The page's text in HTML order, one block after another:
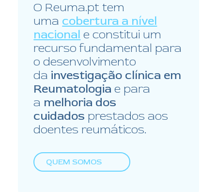
O Reuma.pt tem
uma cobertura a nível
nacional e constitui um
recurso fundamental para
o desenvolvimento
da investigação clínica em
Reumatologia e para
a melhoria dos
cuidados prestados aos
doentes reumáticos.
QUEM SOMOS